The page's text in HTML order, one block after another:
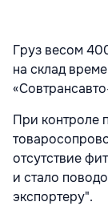
Груз весом
на склад
При контроле
отсутствие
и стало
экспортеру".